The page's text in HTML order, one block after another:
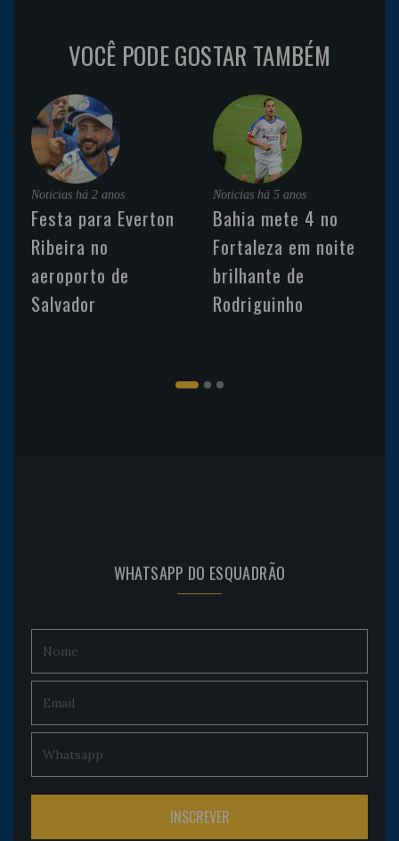
VOCÊ PODE GOSTAR TAMBÉM
Noticias há 2 anos
Festa para Everton
Ribeira no
aeroporto de
Salvador
Noticias há 5 anos
Bahia mete 4 no
Fortaleza em noite
brilhante de
Rodriguinho
WHATSAPP DO ESQUADRÃO